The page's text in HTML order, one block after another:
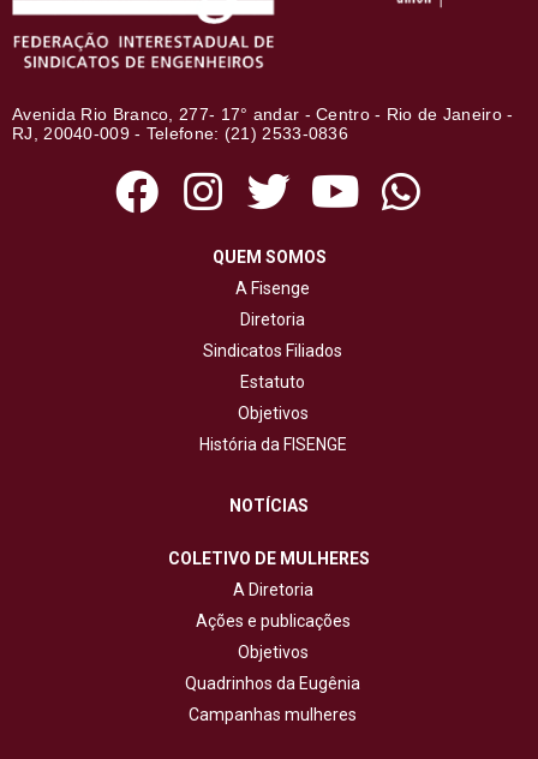
Avenida Rio Branco, 277- 17° andar - Centro - Rio de Janeiro -
RJ, 20040-009 - Telefone: (21) 2533-0836
QUEM SOMOS
A Fisenge
Diretoria
Sindicatos Filiados
Estatuto
Objetivos
História da FISENGE
NOTÍCIAS
COLETIVO DE MULHERES
A Diretoria
Ações e publicações
Objetivos
Quadrinhos da Eugênia
Campanhas mulheres